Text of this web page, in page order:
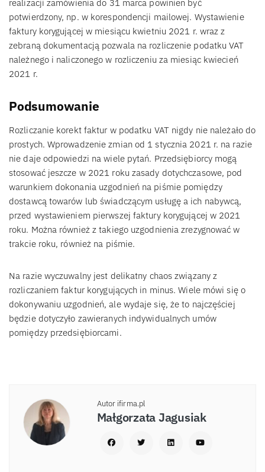
realizacji zamówienia do 31 marca powinien być
potwierdzony, np. w korespondencji mailowej. Wystawienie
faktury korygującej w miesiącu kwietniu 2021 r. wraz z
zebraną dokumentacją pozwala na rozliczenie podatku VAT
należnego i naliczonego w rozliczeniu za miesiąc kwiecień
2021 r.
Podsumowanie
Rozliczanie korekt faktur w podatku VAT nigdy nie należało do
prostych. Wprowadzenie zmian od 1 stycznia 2021 r. na razie
nie daje odpowiedzi na wiele pytań. Przedsiębiorcy mogą
stosować jeszcze w 2021 roku zasady dotychczasowe, pod
warunkiem dokonania uzgodnień na piśmie pomiędzy
dostawcą towarów lub świadczącym usługę a ich nabywcą,
przed wystawieniem pierwszej faktury korygującej w 2021
roku. Można również z takiego uzgodnienia zrezygnować w
trakcie roku, również na piśmie.
Na razie wyczuwalny jest delikatny chaos związany z
rozliczaniem faktur korygujących in minus. Wiele mówi się o
dokonywaniu uzgodnień, ale wydaje się, że to najczęściej
będzie dotyczyło zawieranych indywidualnych umów
pomiędzy przedsiębiorcami.
Autor ifirma.pl
Małgorzata Jagusiak